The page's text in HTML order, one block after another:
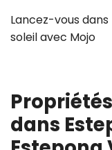
Lancez-vous
soleil avec Mojo
dans